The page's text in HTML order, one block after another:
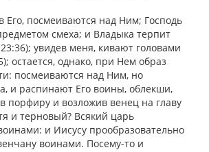
Его, посмеиваются над Ним; Господь
смеха; и Владыка терпит
увидев меня, кивают головами
остается, однако, при Нем образ
посмеиваются над Ним, но
и распинают Его воины, облекши,
порфиру и возложив венец на главу
и терновый? Всякий царь
и Иисусу прообразовательно
воинами. Посему-то и